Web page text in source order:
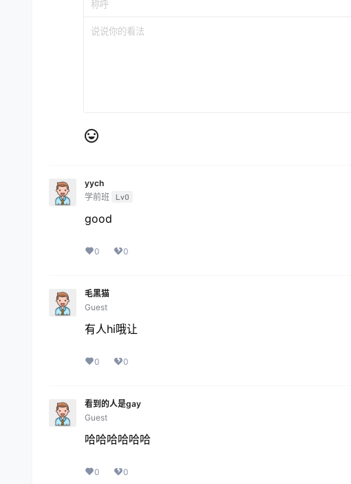
yych
学前班 Lv0
good
0 0
毛黑猫
Guest
有人hi哦让
0 0
看到的人是gay
Guest
哈哈哈哈哈哈
0 0